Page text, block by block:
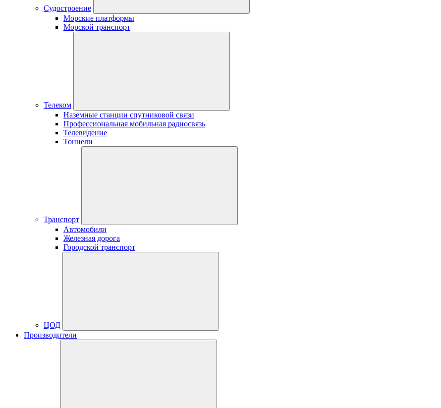
Судостроение
Морские платформы
Морской транспорт
Телеком
Наземные станции спутниковой связи
Профессиональная мобильная радиосвязь
Телевидение
Тоннели
Транспорт
Автомобили
Железная дорога
Городской транспорт
ЦОД
Производители